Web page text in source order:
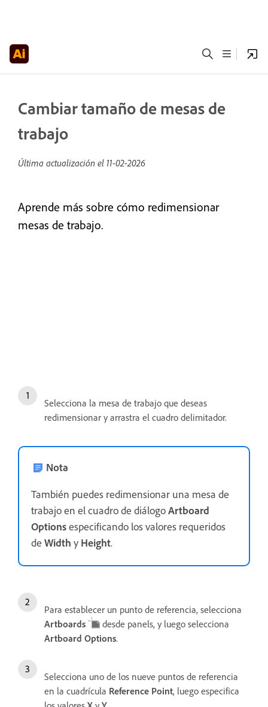
Cambiar tamaño de mesas de
trabajo
Última actualización el 11-02-2026
Aprende más sobre cómo redimensionar
mesas de trabajo.
Selecciona la mesa de trabajo que deseas
redimensionar y arrastra el cuadro delimitador.
Nota
También puedes redimensionar una mesa de
trabajo en el cuadro de diálogoArtboard
Optionsespecificando los valores requeridos
de Width y Height.
Para establecer un punto de referencia, selecciona
Artboards
desde panels, y luego selecciona
Artboard Options.
Selecciona uno de los nueve puntos de referencia
en la cuadrícula Reference Point, luego especifica